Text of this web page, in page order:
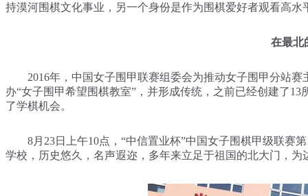
持漠河围棋文化事业，另一个身份是作为围棋爱好者观看高
在最北
2016年，中国女子围甲联赛组委会为推动女子围甲分站赛
办“女子围甲希望围棋教室”，并形成传统，之前已经创建了
了学棋机会。
8月23日上午10点，“中信置业杯”中国女子围棋甲级联赛
学校，历史悠久，名声遐迩，多年来立足于祖国的北大门，